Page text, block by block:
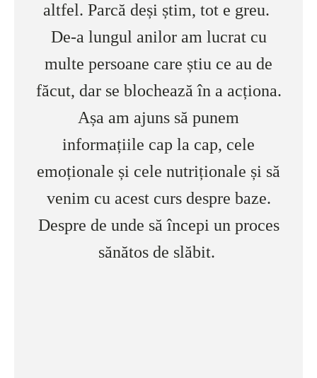
altfel. Parcă deși știm, tot e greu.
De-a lungul anilor am lucrat cu
multe persoane care știu ce au de
făcut, dar se blochează în a acționa.
Așa am ajuns să punem
informațiile cap la cap, cele
emoționale și cele nutriționale și să
venim cu acest curs despre baze.
Despre de unde să începi un proces
sănătos de slăbit.